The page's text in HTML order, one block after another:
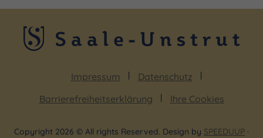
Impressum
Datenschutz
Barrierefreiheitserklärung
Ihre Cookies
Copyright 2026 © All rights Reserved. Design by SPEEDUUP ·